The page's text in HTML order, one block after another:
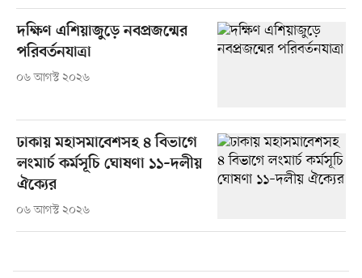
দক্ষিণ এশিয়াজুড়ে নবপ্রজন্মের
পরিবর্তনযাত্রা
০৬ আগস্ট ২০২৬
ঢাকায় মহাসমাবেশসহ ৪ বিভাগে
লংমার্চ কর্মসূচি ঘোষণা ১১–দলীয়
ঐক্যের
০৬ আগস্ট ২০২৬